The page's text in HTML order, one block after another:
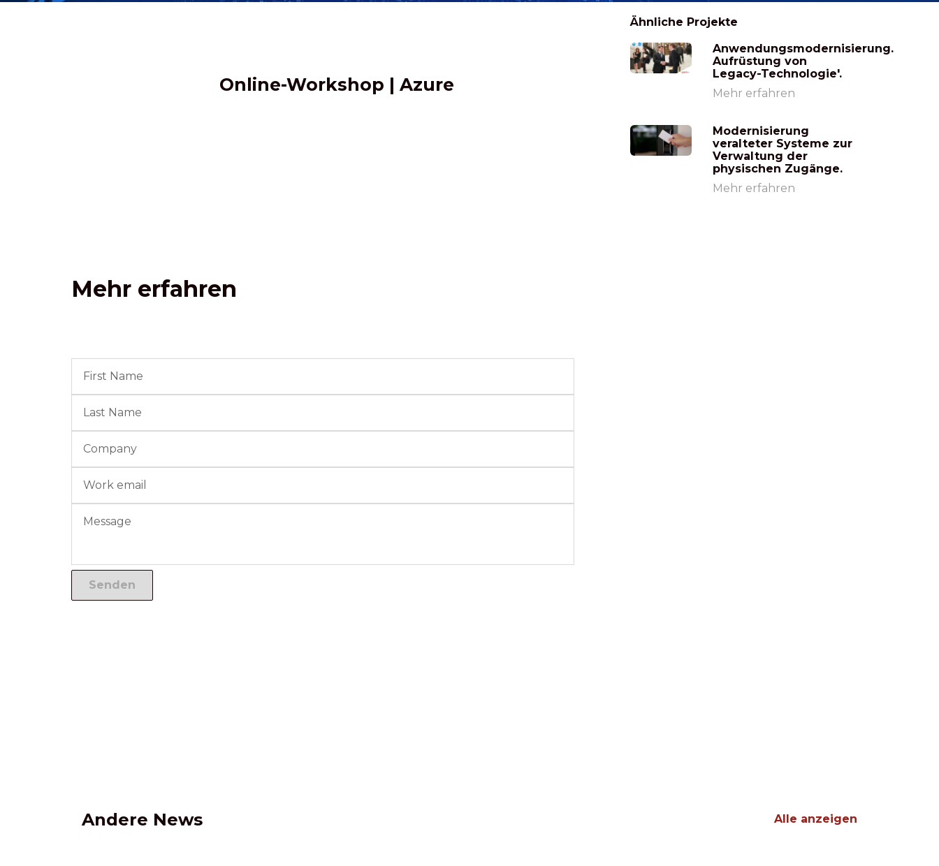
Online-Workshop | Azure
Ähnliche Projekte
Anwendungsmodernisierung.
Aufrüstung von
Legacy-Technologie'.
Mehr erfahren
Modernisierung
veralteter Systeme zur
Verwaltung der
physischen Zugänge.
Mehr erfahren
Mehr erfahren
Andere News Alle anzeigen